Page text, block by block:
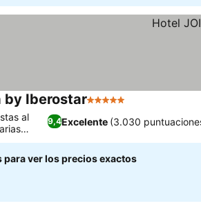
by Iberostar5 Estrellas
9,4Excelente (3.030
al
para ver los precios exactos